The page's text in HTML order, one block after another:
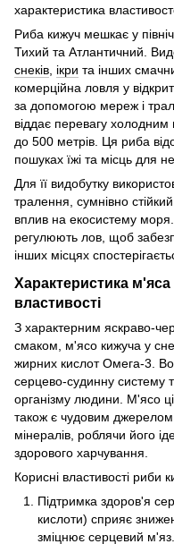
характеристика
Риба кижуч мешкає у
Тихий та Атлантичний.
снеків ікри та інших
комерційна ловля у
за допомогою мереж і
віддає перевагу
до 500 метрів. Ця риба
пошуках їжі та місць для
Для її видобутку
тралення, сумнівно
вплив на екосистему
регулюють лов, щоб
інших місцях
Характеристика
властивості
З характерним яскраво-
смаком, м'ясо кижуча у
жирних кислот Омега-3.
серцево-судинну систему
організму людини. М'ясо
також є чудовим джерелом
мінералів, роблячи його
здорового харчування.
Корисні властивості риби
Підтримка здоров'я
кислоти) сприяє
зміцнює серцевий м'яз.